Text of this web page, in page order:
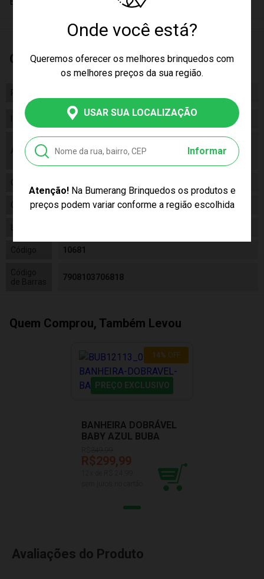
Onde você está?
Queremos oferecer os melhores brinquedos com
os melhores preços da sua região.
USAR SUA LOCALIZAÇÃO
Informar
Atenção!Na Bumerang Brinquedos os produtos e
preços podem variar conforme a região escolhida
Características
Peso
Idade 0 a 12 Meses
Aviso
mostradas acima e o produto. Imagens
Gênero
Categoria N/a
Linha
Código 10681
7908103706818
Quem Comprou, Também Levou
14% OFF
PREÇO EXCLUSIVO
BANHEIRA DOBRÁVEL
BABY AZUL BUBA
R$299,99
Avaliações do Produto